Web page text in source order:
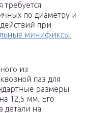
требуется
по диаметру и
при
минификсы,
из
паз для
размеры
12,5 мм. Его
детали на